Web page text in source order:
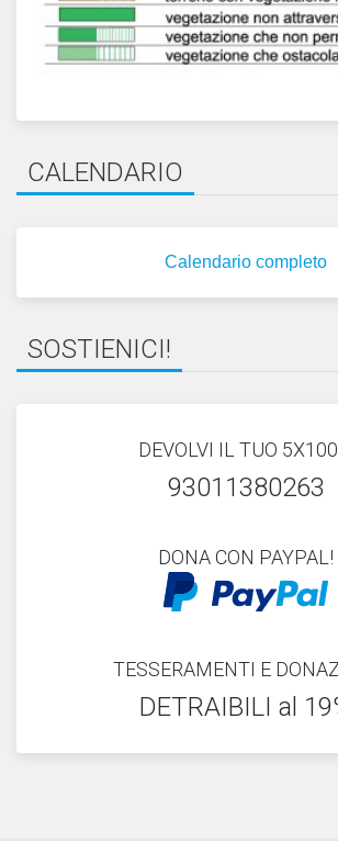
CALENDARIO
Calendario completo
SOSTIENICI!
DEVOLVI IL TUO
93011380263
DONA CON PAYPAL!
TESSERAMENTI E
DETRAIBILI al